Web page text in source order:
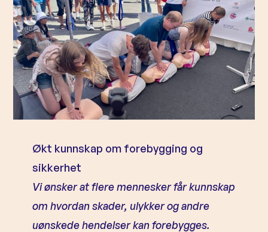
Økt kunnskap om forebygging og
sikkerhet
Vi ønsker at flere mennesker får kunnskap
om hvordan skader, ulykker og andre
uønskede hendelser kan forebygges.